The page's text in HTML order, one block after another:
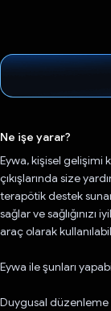
Ne işe yarar?
Eywa, kişisel gelişimi
çıkışlarında size
terapötik destek
sağlar ve
araç olarak
Eywa ile şunları
Duygusal